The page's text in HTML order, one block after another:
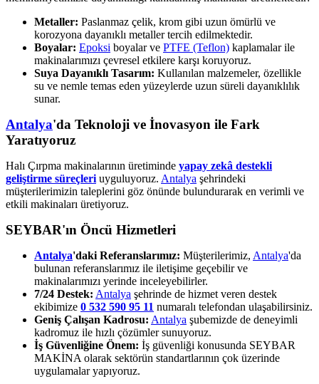
Metaller: Paslanmaz çelik, krom gibi uzun ömürlü ve
korozyona dayanıklı metaller tercih edilmektedir.
Boyalar: Epoksi boyalar ve PTFE (Teflon) kaplamalar ile
makinalarımızı çevresel etkilere karşı koruyoruz.
Suya Dayanıklı Tasarım: Kullanılan malzemeler, özellikle
su ve nemle temas eden yüzeylerde uzun süreli dayanıklılık
sunar.
Antalya'da Teknoloji ve İnovasyon ile Fark
Yaratıyoruz
Halı Çırpma makinalarının üretiminde yapay zekâ destekli
geliştirme süreçleri uyguluyoruz. Antalya şehrindeki
müşterilerimizin taleplerini göz önünde bulundurarak en verimli ve
etkili makinaları üretiyoruz.
SEYBAR'ın Öncü Hizmetleri
Antalya'daki Referanslarımız: Müşterilerimiz, Antalya'da
bulunan referanslarımız ile iletişime geçebilir ve
makinalarımızı yerinde inceleyebilirler.
7/24 Destek: Antalya şehrinde de hizmet veren destek
ekibimize 0 532 590 95 11 numaralı telefondan ulaşabilirsiniz.
Geniş Çalışan Kadrosu: Antalya şubemizde de deneyimli
kadromuz ile hızlı çözümler sunuyoruz.
İş Güvenliğine Önem: İş güvenliği konusunda SEYBAR
MAKİNA olarak sektörün standartlarının çok üzerinde
uygulamalar yapıyoruz.